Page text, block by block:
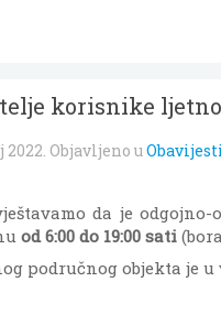
korisnike
2022. Objavljeno u
da je
od 6:00 do 19:00 sati
područnog objekta je u